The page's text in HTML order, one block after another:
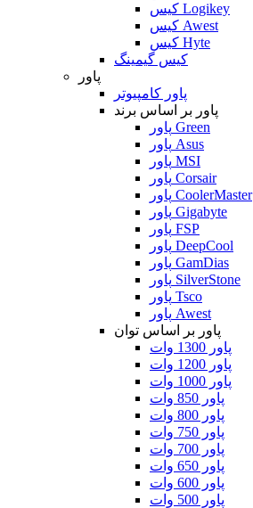
کیس Logikey
کیس Awest
کیس Hyte
کیس گیمینگ
پاور
پاور کامپیوتر
پاور بر اساس برند
پاور Green
پاور Asus
پاور MSI
پاور Corsair
پاور CoolerMaster
پاور Gigabyte
پاور FSP
پاور DeepCool
پاور GamDias
پاور SilverStone
پاور Tsco
پاور Awest
پاور بر اساس توان
پاور 1300 وات
پاور 1200 وات
پاور 1000 وات
پاور 850 وات
پاور 800 وات
پاور 750 وات
پاور 700 وات
پاور 650 وات
پاور 600 وات
پاور 500 وات